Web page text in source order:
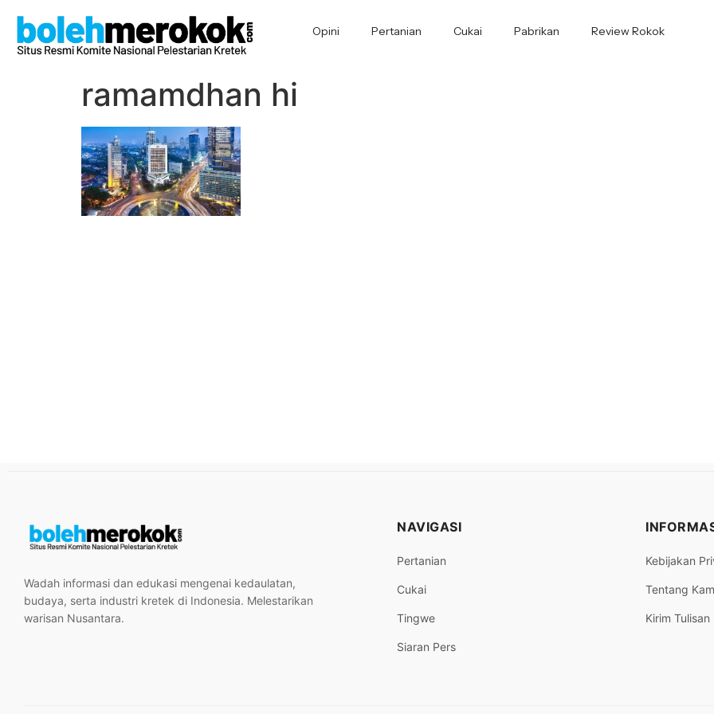
Opini Pertanian Cukai Pabrikan Review Rokok
ramamdhan hi
Wadah informasi dan edukasi mengenai kedaulatan,
budaya, serta industri kretek di Indonesia. Melestarikan
warisan Nusantara.
NAVIGASI
Pertanian
Cukai
Tingwe
Siaran Pers
Kebijakan
Tentang
Kirim Tulisan